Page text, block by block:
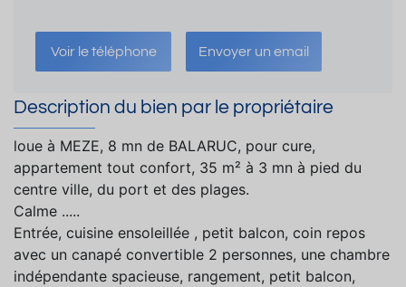
Voir le téléphone Envoyer un email
Description du bien par le propriétaire
loue à MEZE, 8 mn de BALARUC, pour cure,
appartement tout confort, 35 m² à 3 mn à pied du
centre ville, du port et des plages.
Calme .....
Entrée, cuisine ensoleillée , petit balcon, coin repos
avec un canapé convertible 2 personnes, une chambre
indépendante spacieuse, rangement, petit balcon,